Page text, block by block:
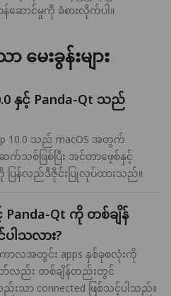
န်ဆောင်မှုကို ခံစားလိုက်ပါ။
မေးခွန်းများ
နှင့် Panda-Qt သည်
10.0 သည် macOS အတွက်
က်သစ်ဖြစ်ပြီး အင်တာဖေ့စ်နှင့်
န်လည်ဒီဇိုင်းပြုလုပ်ထားသည်။
Panda-Qt ကို တစ်ချိန်
ါသလား?
ာလအတွင်း apps နှစ်ခုစလုံးကို
ော်လည်း တစ်ချိန်တည်းတွင်
ည်းသာ connected ဖြစ်သင့်ပါသည်။